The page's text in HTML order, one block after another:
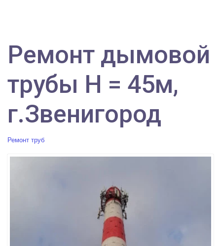
Ремонт дымовой
трубы Н = 45м,
г.Звенигород
Ремонт труб